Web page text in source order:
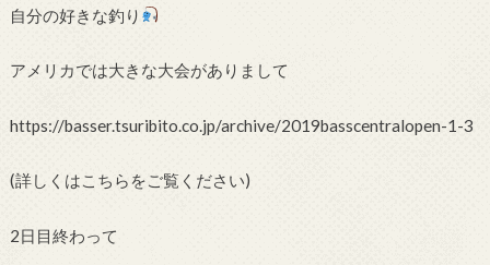
自分の好きな釣り
アメリカでは大きな大会がありまして
https://basser.tsuribito.co.jp/archive/2019basscentralopen-1-3
(詳しくはこちらをご覧ください)
2日目終わって